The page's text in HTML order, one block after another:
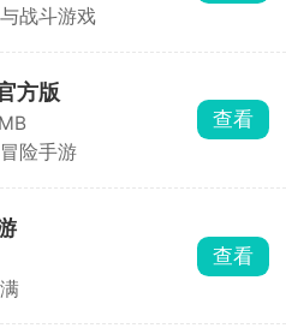
战斗游戏
方版
险手游
查看
查看